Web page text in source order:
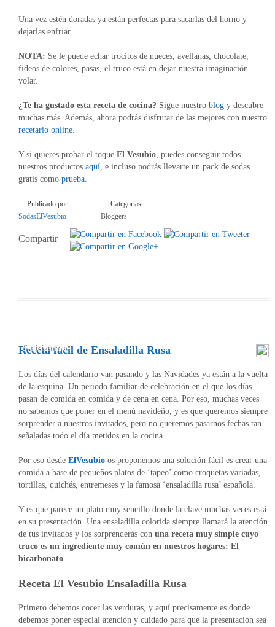
Una vez estén doradas ya están perfectas para sacarlas del horno y
dejarlas enfriar.
NOTA: Se le puede echar trocitos de nueces, avellanas, chocolate,
fideos de colores, pasas, el truco está en dejar nuestra imaginación
volar.
¿Te ha gustado esta receta de cocina? Sigue nuestro blog y descubre
muchas más. Además, ahora podrás disfrutar de las mejores con nuestro
recetario online.
Y si quieres probar el toque El Vesubio, puedes conseguir todos
nuestros productos aquí, e incluso podrás llevarte un pack de sodas
gratis como prueba.
Publicado por
SodasElVesubio
Categorias
Bloggers
Compartir
5 diciembre
Receta fácil de Ensaladilla Rusa
Los días del calendario van pasando y las Navidades ya están a la vuelta
de la esquina. Un periodo familiar de celebración en el que los días
pasan de comida en comida y de cena en cena. Por eso, muchas veces
no sabemos que poner en el menú navideño, y es que queremos siempre
sorprender a nuestros invitados, pero no queremos pasarnos fechas tan
señaladas todo el día metidos en la cocina.
Por eso desde ElVesubio os proponemos una solución fácil es crear una
comida a base de pequeños platos de ‘tapeo’ como croquetas variadas,
tortillas, quichés, entremeses y la famosa ‘ensaladilla rusa’ española.
Y es que parece un plato muy sencillo donde la clave muchas veces está
en su presentación. Una ensaladilla colorida siempre llamará la atención
de tus invitados y los sorprenderás con una receta muy simple cuyo
truco es un ingrediente muy común en nuestros hogares: El
bicarbonato.
Receta El Vesubio Ensaladilla Rusa
Primero debemos cocer las verduras, y aquí precisamente es donde
debemos poner especial atención y cuidado para que la presentación sea